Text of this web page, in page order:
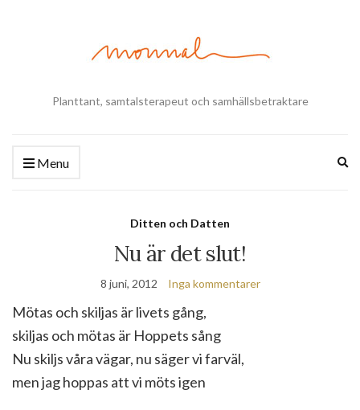
Planttant, samtalsterapeut och samhällsbetraktare
Menu
Ditten och Datten
Nu är det slut!
8 juni, 2012 Inga kommentarer
Mötas och skiljas är livets gång,
skiljas och mötas är Hoppets sång
Nu skiljs våra vägar, nu säger vi farväl,
men jag hoppas att vi möts igen